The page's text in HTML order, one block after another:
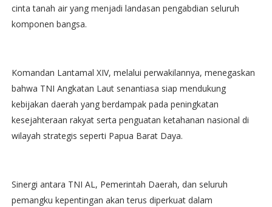
cinta tanah air yang menjadi landasan pengabdian seluruh
komponen bangsa.
Komandan Lantamal XIV, melalui perwakilannya, menegaskan
bahwa TNI Angkatan Laut senantiasa siap mendukung
kebijakan daerah yang berdampak pada peningkatan
kesejahteraan rakyat serta penguatan ketahanan nasional di
wilayah strategis seperti Papua Barat Daya.
Sinergi antara TNI AL, Pemerintah Daerah, dan seluruh
pemangku kepentingan akan terus diperkuat dalam